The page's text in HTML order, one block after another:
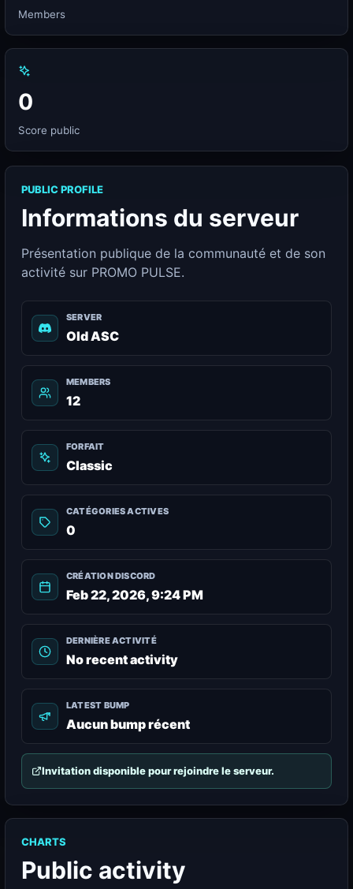
Members
0
Score public
PUBLIC PROFILE
Informations du serveur
Présentation publique de la communauté et de son
activité sur PROMO PULSE.
SERVER
Old ASC
MEMBERS
12
FORFAIT
Classic
CATÉGORIES ACTIVES
0
CRÉATION DISCORD
Feb 22, 2026, 9:24 PM
DERNIÈRE ACTIVITÉ
No recent activity
LATEST BUMP
Aucun bump récent
Invitation disponible pour rejoindre le serveur.
CHARTS
Public activity